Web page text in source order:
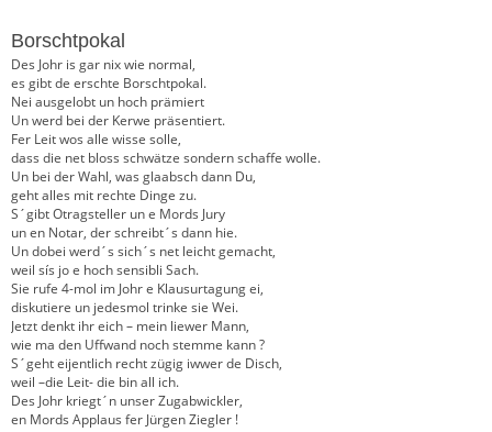
Borschtpokal
Des Johr is gar nix wie normal,
es gibt de erschte Borschtpokal.
Nei ausgelobt un hoch prämiert
Un werd bei der Kerwe präsentiert.
Fer Leit wos alle wisse solle,
dass die net bloss schwätze sondern schaffe wolle.
Un bei der Wahl, was glaabsch dann Du,
geht alles mit rechte Dinge zu.
S´gibt Otragsteller un e Mords Jury
un en Notar, der schreibt´s dann hie.
Un dobei werd´s sich´s net leicht gemacht,
weil sís jo e hoch sensibli Sach.
Sie rufe 4-mol im Johr e Klausurtagung ei,
diskutiere un jedesmol trinke sie Wei.
Jetzt denkt ihr eich – mein liewer Mann,
wie ma den Uffwand noch stemme kann ?
S´geht eijentlich recht zügig iwwer de Disch,
weil –die Leit- die bin all ich.
Des Johr kriegt´n unser Zugabwickler,
en Mords Applaus fer Jürgen Ziegler !